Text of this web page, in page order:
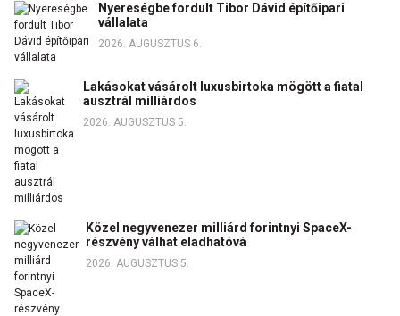
Nyereségbe fordult Tibor Dávid építőipari
vállalata
2026. AUGUSZTUS 6.
Lakásokat vásárolt luxusbirtoka mögött a fiatal
ausztrál milliárdos
2026. AUGUSZTUS 5.
Közel negyvenezer milliárd forintnyi SpaceX-
részvény válhat eladhatóvá
2026. AUGUSZTUS 5.